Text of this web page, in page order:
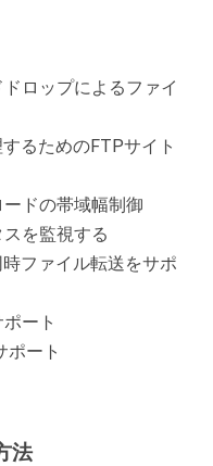
ロップによるファイ
るためのFTPサイト
ドの帯域幅制御
を監視する
ファイル転送をサポ
ート
ポート
法